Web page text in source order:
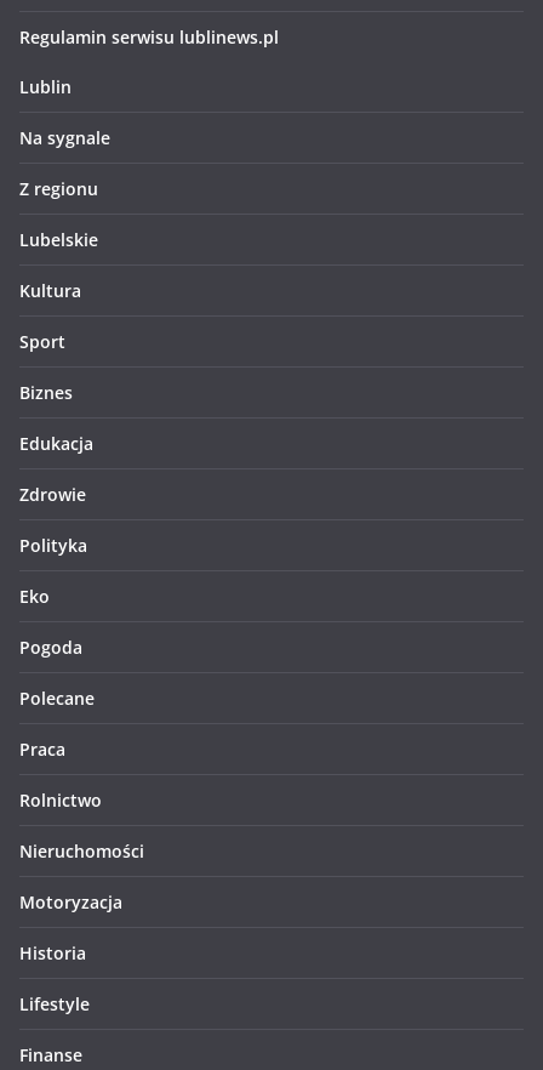
Regulamin serwisu lublinews.pl
Lublin
Na sygnale
Z regionu
Lubelskie
Kultura
Sport
Biznes
Edukacja
Zdrowie
Polityka
Eko
Pogoda
Polecane
Praca
Rolnictwo
Nieruchomości
Motoryzacja
Historia
Lifestyle
Finanse